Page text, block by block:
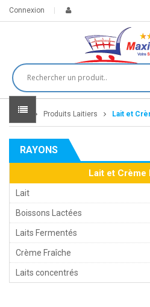
Connexion
Home Produits Laitiers Lait et
RAYONS
Lait et Crème
Lait
Boissons Lactées
Laits Fermentés
Crème Fraîche
Laits concentrés